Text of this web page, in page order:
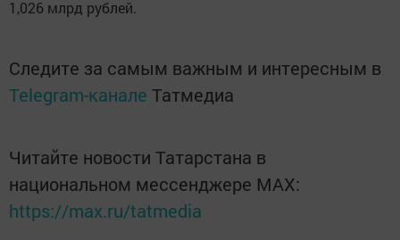
1,026 млрд рублей.
Следите за самым важным и интересным в
Telegram-канале Татмедиа
Читайте новости Татарстана в
национальном мессенджере MАХ:
https://max.ru/tatmedia